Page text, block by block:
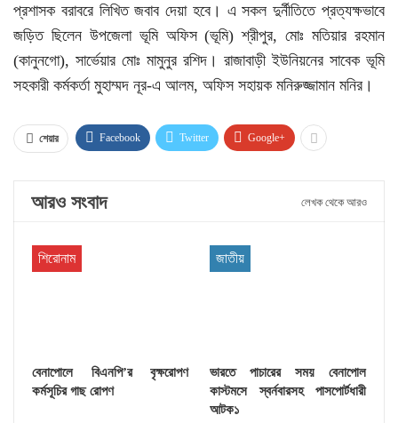
প্রশাসক বরাবরে লিখিত জবাব দেয়া হবে। এ সকল দুর্নীতিতে প্রত্যক্ষভাবে
জড়িত ছিলেন উপজেলা ভূমি অফিস (ভূমি) শ্রীপুর, মোঃ মতিয়ার রহমান
(কানুনগো), সার্ভেয়ার মোঃ মামুনুর রশিদ। রাজাবাড়ী ইউনিয়নের সাবেক ভূমি
সহকারী কর্মকর্তা মুহাম্মদ নূর-এ আলম, অফিস সহায়ক মনিরুজ্জামান মনির।
শেয়ার Facebook Twitter Google+
আরও সংবাদ লেখক থেকে আরও
শিরোনাম
বেনাপোলে বিএনপি’র বৃক্ষরোপণ
কর্মসূচির গাছ রোপণ
জাতীয়
ভারতে পাচারের সময় বেনাপোল
কাস্টমসে স্বর্নবারসহ পাসপোর্টধারী
আটক১